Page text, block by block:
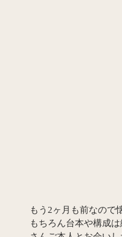
もう2ヶ月も前なので
もちろん台本や構成